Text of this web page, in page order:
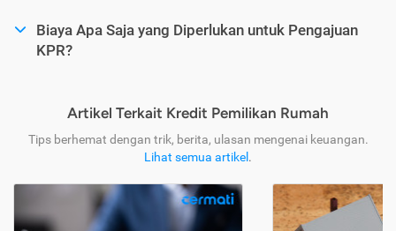
Biaya Apa Saja yang Diperlukan untuk Pengajuan
KPR?
Artikel Terkait Kredit Pemilikan Rumah
Tips berhemat dengan trik, berita, ulasan mengenai keuangan.
Lihat semua artikel .